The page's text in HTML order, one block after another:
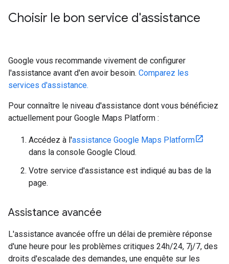
Choisir le bon service d'assistance
Google vous recommande vivement de configurer
l'assistance avant d'en avoir besoin. Comparez les
services d'assistance.
Pour connaître le niveau d'assistance dont vous bénéficiez
actuellement pour Google Maps Platform :
Accédez à l'assistance Google Maps Platform
dans la console Google Cloud.
Votre service d'assistance est indiqué au bas de la
page.
Assistance avancée
L'assistance avancée offre un délai de première réponse
d'une heure pour les problèmes critiques 24h/24, 7j/7, des
droits d'escalade des demandes, une enquête sur les